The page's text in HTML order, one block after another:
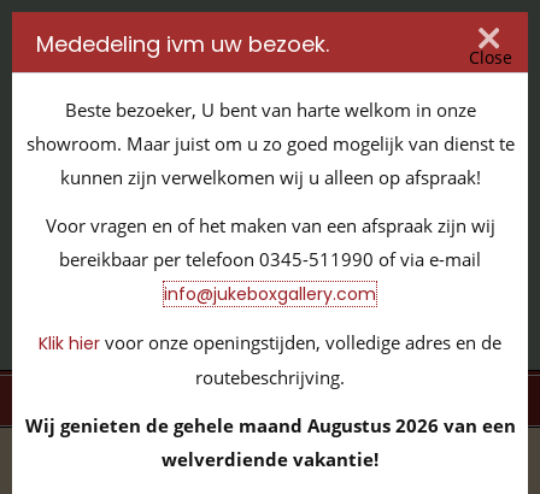
IT'S ALL ABOUT JUKEBOXES
GILDENSTRAAT 32 / 4143 HS LEERDAM / TEL:
0345 - 511990
INFO@JUKEBOXGALLERY.COM
volledige collectie / overige items
Mededeling ivm uw bezoek. Close
Beste bezoeker, U bent van harte welkom in onze
showroom. Maar juist om u zo goed mogelijk van dienst te
kunnen zijn verwelkomen wij u alleen op afspraak!
Voor vragen en of het maken van een afspraak zijn wij
bereikbaar per telefoon 0345-511990 of via e-mail
info@jukeboxgallery.com
Klik hier voor onze openingstijden, volledige adres en de
routebeschrijving.
Wij genieten de gehele maand Augustus 2026 van een
welverdiende vakantie!